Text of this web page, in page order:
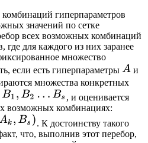
гиперпараметров
значений по сетке
всех возможных комбинаций
где для каждого из них заранее
множество
если есть гиперпараметры
и
множества конкретных
, и оценивается
возможных комбинациях:
. К достоинству такого
что, выполнив этот перебор,